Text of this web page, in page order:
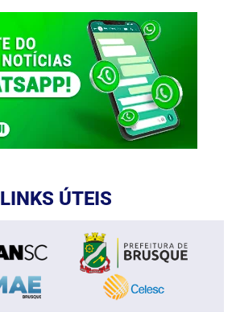
LINKS ÚTEIS